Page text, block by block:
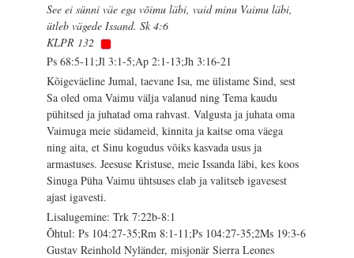
See ei sünni väe ega võimu läbi, vaid minu Vaimu läbi,
ütleb vägede Issand. Sk 4:6
KLPR 132
Ps 68:5-11;Jl 3:1-5;Ap 2:1-13;Jh 3:16-21
Kõigeväeline Jumal, taevane Isa, me ülistame Sind, sest
Sa oled oma Vaimu välja valanud ning Tema kaudu
pühitsed ja juhatad oma rahvast. Valgusta ja juhata oma
Vaimuga meie südameid, kinnita ja kaitse oma väega
ning aita, et Sinu kogudus võiks kasvada usus ja
armastuses. Jeesuse Kristuse, meie Issanda läbi, kes koos
Sinuga Püha Vaimu ühtsuses elab ja valitseb igavesest
ajast igavesti.
Lisalugemine: Trk 7:22b-8:1
Õhtul: Ps 104:27-35;Rm 8:1-11;Ps 104:27-35;2Ms 19:3-6
Gustav Reinhold Nyländer, misjonär Sierra Leones